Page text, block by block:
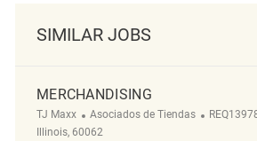
SIMILAR JOBS
MERCHANDISING
TJ Maxx Categoría
Asociados de Tiendas ReqId
Illinois, 60062